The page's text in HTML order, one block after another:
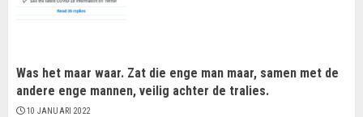
Was het maar waar. Zat die enge man maar, samen met de
andere enge mannen, veilig achter de tralies.
10 JANUARI 2022